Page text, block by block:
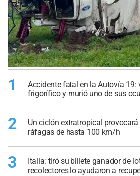
1
Accidente fatal en la Autovía 19:
frigorífico y murió uno de sus
2
Un ciclón extratropical
ráfagas de hasta 100 km/h
3
Italia: tiró su billete ganador de
recolectores lo ayudaron a